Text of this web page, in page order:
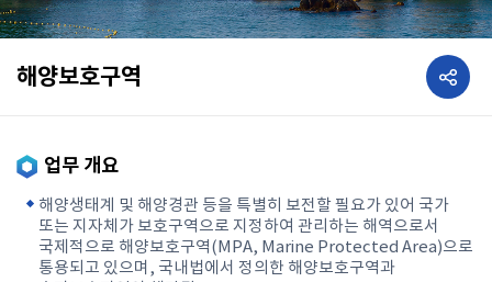
해양보호구역 공유하기
업무 개요
해양생태계 및 해양경관 등을 특별히 보전할 필요가 있어 국가
또는 지자체가 보호구역으로 지정하여 관리하는 해역으로서
국제적으로 해양보호구역(MPA, Marine Protected Area)으로
통용되고 있으며, 국내법에서 정의한 해양보호구역과